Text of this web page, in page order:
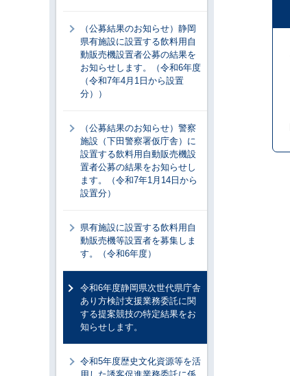
（公募結果のお知らせ）静岡
県有施設に設置する飲料用自
動販売機設置者公募の結果を
お知らせします。（令和6年度
（令和7年4月1日から設置
分））
（公募結果のお知らせ）警察
施設（下田警察署仮庁舎）に
設置する飲料用自動販売機設
置者公募の結果をお知らせし
ます。（令和7年1月14日から
設置分）
県有施設に設置する飲料用自
動販売機等設置者を募集しま
す。（令和6年度）
令和6年度静岡県次世代県庁舎
あり方検討支援業務委託に関
する提案競技の特定結果をお
知らせします。
令和5年度歴史文化資源等を活